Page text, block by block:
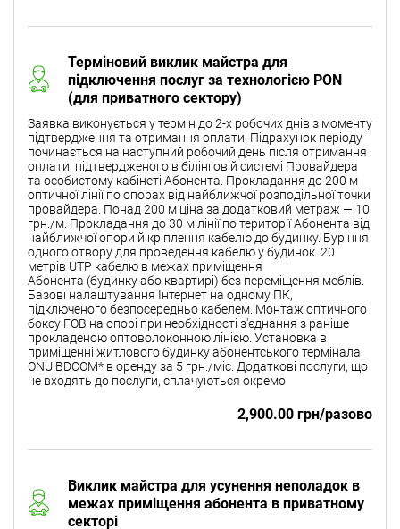
Терміновий виклик майстра для
підключення послуг за технологією PON
(для приватного сектору)
Заявка виконується у термін до 2-х робочих днів з моменту
підтвердження та отримання оплати. Підрахунок періоду
починається на наступний робочий день після отримання
оплати, підтвердженого в білінговій системі Провайдера
та особистому кабінеті Абонента. Прокладання до 200 м
оптичної лінії по опорах від найближчої розподільної точки
провайдера. Понад 200 м ціна за додатковий метраж — 10
грн./м. Прокладання до 30 м лінії по території Абонента від
найближчої опори й кріплення кабелю до будинку. Буріння
одного отвору для проведення кабелю у будинок. 20
метрів UTP кабелю в межах приміщення
Абонента (будинку або квартирі) без переміщення меблів.
Базові налаштування Інтернет на одному ПК,
підключеного безпосередньо кабелем. Монтаж оптичного
боксу FOB на опорі при необхідності з'єднання з раніше
прокладеною оптоволоконною лінією. Установка в
приміщенні житлового будинку абонентського термінала
ONU BDCOM* в оренду за 5 грн./міс. Додаткові послуги, що
не входять до послуги, сплачуються окремо
2,900.00 грн/разово
Виклик майстра для усунення неполадок в
межах приміщення абонента в приватному
секторі